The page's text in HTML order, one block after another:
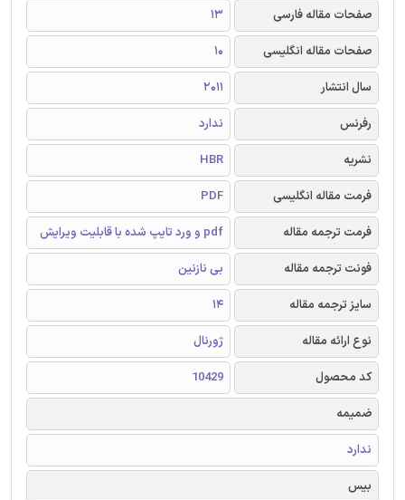
صفحات مقاله فارسی
13
صفحات مقاله انگلیسی
10
سال انتشار
2011
رفرنس
ندارد
نشریه
HBR
فرمت مقاله انگلیسی
PDF
فرمت ترجمه مقاله
pdf و ورد تایپ شده با قابلیت ویرایش
فونت ترجمه مقاله
بی نازنین
سایز ترجمه مقاله
14
نوع ارائه مقاله
ژورنال
کد محصول
10429
ضمیمه
ندارد
بیس